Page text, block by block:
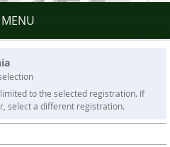
to the selected registration. If
select a different registration.